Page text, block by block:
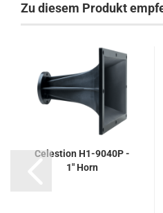
Zu diesem Produkt
Celestion H1-9040P -
1" Horn